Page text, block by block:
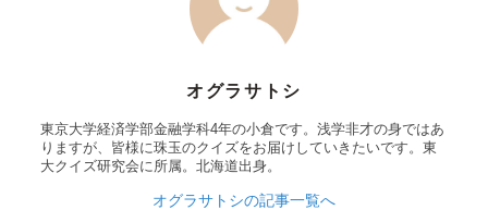
オグラサトシ
東京大学経済学部金融学科4年の小倉です。浅学非才の身ではあ
りますが、皆様に珠玉のクイズをお届けしていきたいです。東
大クイズ研究会に所属。北海道出身。
オグラサトシの記事一覧へ